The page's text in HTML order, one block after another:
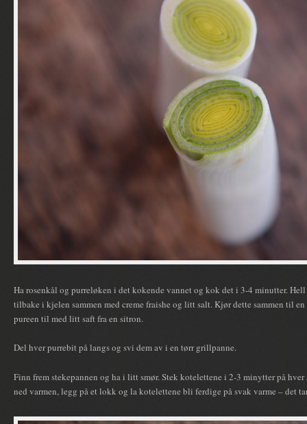
Ha rosenkål og purreløken i det kokende vannet og kok det i 3-4 minutter.
tilbake i kjelen sammen med creme fraishe og litt salt. Kjør dette sammen til en
pureen til med litt saft fra en sitron.
Del hver purrebit på langs og svi dem av i en tørr grillpanne.
Finn frem stekepannen og ha i litt smør. Stek kotelettene i 2-3 minytter på hver
ned varmen, legg på et lokk og la kotelettene bli ferdige på svak varme – det